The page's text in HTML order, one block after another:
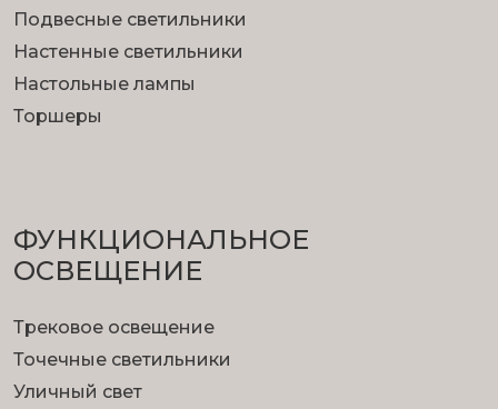
Подвесные светильники
Настенные светильники
Настольные лампы
Торшеры
ФУНКЦИОНА­ЛЬНОЕ
ОСВЕЩЕНИЕ
Трековое освещение
Точечные светильники
Уличный свет